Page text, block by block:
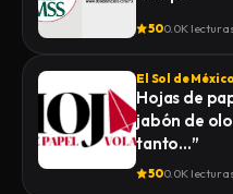
500.0K
El Sol de México
Hojas de
jabón de
tanto…”
500.0K